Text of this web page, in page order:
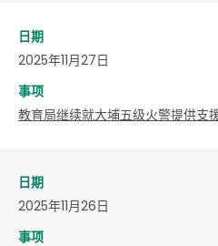
日期
2025年11月27日
事项
教育局继续就大埔五级火警提供支
日期
2025年11月26日
事项